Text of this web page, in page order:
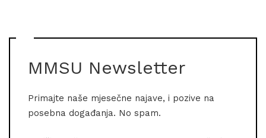
MMSU Newsletter
Primajte naše mjesečne najave, i pozive na
posebna događanja. No spam.